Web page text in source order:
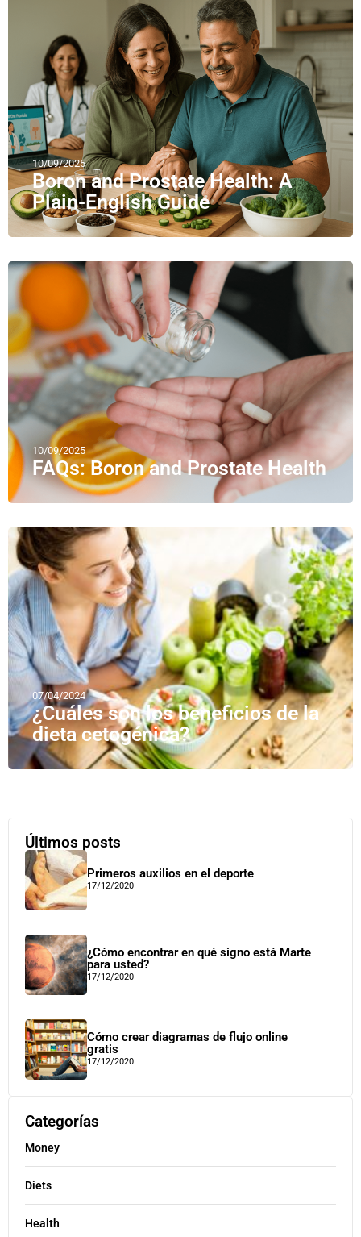
10/09/2025
Boron and Prostate Health: A
Plain-English Guide
10/09/2025
FAQs: Boron and Prostate Health
07/04/2024
¿Cuáles son los beneficios de la
dieta cetogénica?
Últimos posts
Primeros auxilios en el deporte
17/12/2020
¿Cómo encontrar en qué signo está Marte
para usted?
17/12/2020
Cómo crear diagramas de flujo online
gratis
17/12/2020
Categorías
Money
Diets
Health